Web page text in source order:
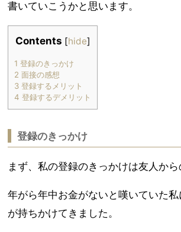
書いていこうかと思います。
Contents [hide]
1 登録のきっかけ
2 面接の感想
3 登録するメリット
4 登録するデメリット
登録のきっかけ
まず、私の登録のきっかけは友人から
年がら年中お金がないと嘆いていた私
が持ちかけてきました。